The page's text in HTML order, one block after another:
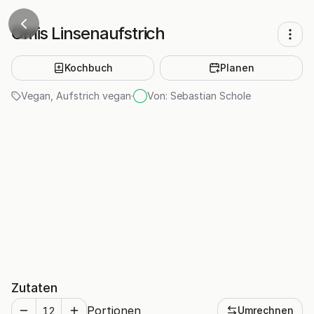
Omis Linsenaufstrich
Kochbuch Planen
Vegan Aufstrich vegan· Von: Sebastian Schole
Zutaten
Portionen Umrechnen